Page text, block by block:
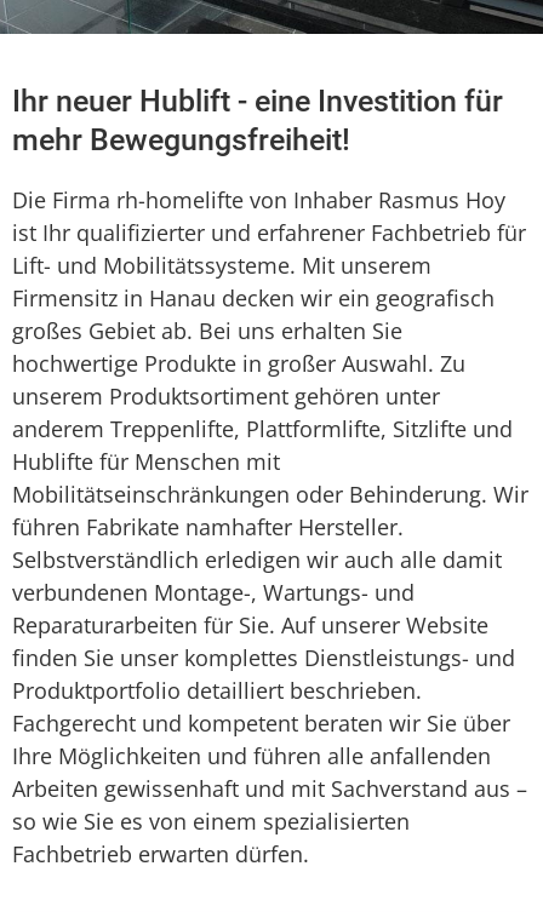
Ihr neuer Hublift - eine Investition für
mehr Bewegungsfreiheit!
Die Firma rh-homelifte von Inhaber Rasmus Hoy
ist Ihr qualifizierter und erfahrener Fachbetrieb für
Lift- und Mobilitätssysteme. Mit unserem
Firmensitz in Hanau decken wir ein geografisch
großes Gebiet ab. Bei uns erhalten Sie
hochwertige Produkte in großer Auswahl. Zu
unserem Produktsortiment gehören unter
anderem Treppenlifte, Plattformlifte, Sitzlifte und
Hublifte für Menschen mit
Mobilitätseinschränkungen oder Behinderung. Wir
führen Fabrikate namhafter Hersteller.
Selbstverständlich erledigen wir auch alle damit
verbundenen Montage-, Wartungs- und
Reparaturarbeiten für Sie. Auf unserer Website
finden Sie unser komplettes Dienstleistungs- und
Produktportfolio detailliert beschrieben.
Fachgerecht und kompetent beraten wir Sie über
Ihre Möglichkeiten und führen alle anfallenden
Arbeiten gewissenhaft und mit Sachverstand aus –
so wie Sie es von einem spezialisierten
Fachbetrieb erwarten dürfen.